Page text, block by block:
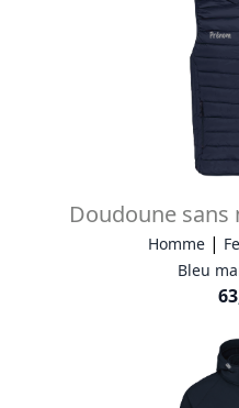
Doudoune
Homme|
Bleu